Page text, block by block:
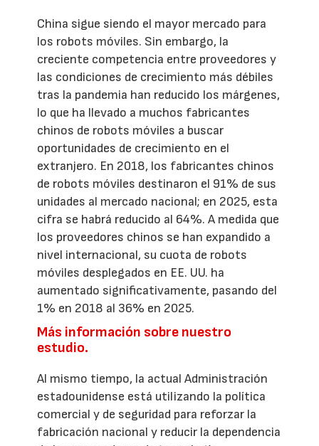
China sigue siendo el mayor mercado para
los robots móviles. Sin embargo, la
creciente competencia entre proveedores y
las condiciones de crecimiento más débiles
tras la pandemia han reducido los márgenes,
lo que ha llevado a muchos fabricantes
chinos de robots móviles a buscar
oportunidades de crecimiento en el
extranjero. En 2018, los fabricantes chinos
de robots móviles destinaron el 91% de sus
unidades al mercado nacional; en 2025, esta
cifra se habrá reducido al 64%. A medida que
los proveedores chinos se han expandido a
nivel internacional, su cuota de robots
móviles desplegados en EE. UU. ha
aumentado significativamente, pasando del
1% en 2018 al 36% en 2025.
Más información sobre nuestro
estudio.
Al mismo tiempo, la actual Administración
estadounidense está utilizando la política
comercial y de seguridad para reforzar la
fabricación nacional y reducir la dependencia